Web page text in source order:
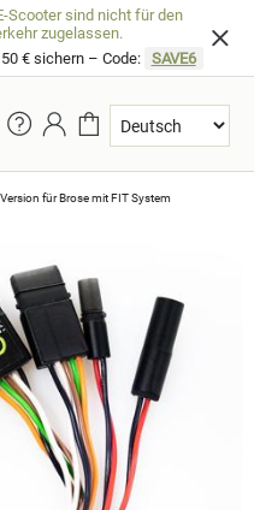
Scooter sind nicht für den
zugelassen.
€ sichern – Code: SAVE6
für Brose mit FIT System